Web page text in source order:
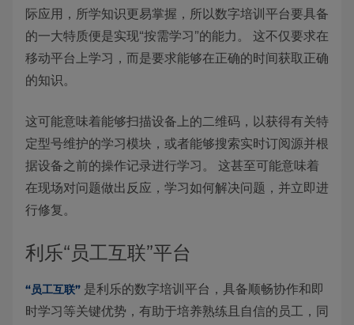
际应用，所学知识更易掌握，所以数字培训平台要具备
的一大特质便是实现“按需学习”的能力。 这不仅要求在
移动平台上学习，而是要求能够在正确的时间获取正确
的知识。
这可能意味着能够扫描设备上的二维码，以获得有关特
定型号维护的学习模块，或者能够搜索实时订阅源并根
据设备之前的操作记录进行学习。 这甚至可能意味着
在现场对问题做出反应，学习如何解决问题，并立即进
行修复。
利乐“员工互联”平台
“员工互联” 是利乐的数字培训平台，具备顺畅协作和即
时学习等关键优势，有助于培养熟练且自信的员工，同